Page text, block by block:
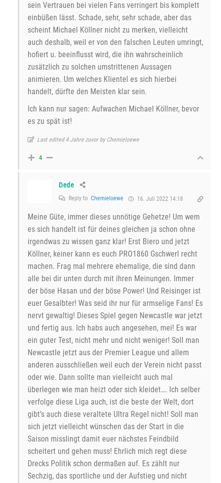
sein Vertrauen bei vielen Fans verringert bis komplett
einbüßen lässt. Schade, sehr, sehr schade, aber das
scheint Michael Köllner nicht zu merken, vielleicht
auch deshalb, weil er von den falschen Leuten umringt,
hofiert u. beeinflusst wird, die ihn wahrscheinlich
zusätzlich zu solchen umstrittenen Aussagen
animieren. Um welches Klientel es sich hierbei
handelt, dürfte den Meisten klar sein.
Ich kann nur sagen: Aufwachen Michael Köllner, bevor
es zu spät ist!
Last edited 4 Jahre zuvor by Chemieloewe
4
Dede
Reply to Chemieloewe 16. Juli 2022 14:18
Meine Güte, immer dieses unnötige Gehetze! Um wem
es sich handelt ist für deines gleichen ja schon ohne
irgendwas zu wissen ganz klar! Erst Biero und jetzt
Köllner, keiner kann es euch PRO1860 Gschwerl recht
machen. Frag mal mehrere ehemalige, die sind dann
alle bei dir unten durch mit ihren Meinungen. Immer
der böse Hasan und der böse Power! Und Reisinger ist
euer Gesalbter! Was seid ihr nur für armselige Fans! Es
nervt gewaltig! Dieses Spiel gegen Newcastle war jetzt
und fertig aus. Ich habs auch angesehen, mei! Es war
ein guter Test, nicht mehr und nicht weniger! Soll man
Newcastle jetzt aus der Premier League und allem
anderen ausschließen weil euch der Verein nicht passt
oder wie. Dann sollte man vielleicht auch mal
überlegen wie man heizt oder sich kleidet…. Ich selber
verfolge diese Liga auch, ist die beste der Welt, dort
gibt’s auch diese veraltete Ultra Regel nicht! Soll man
sich jetzt vielleicht wünschen das der Start in die
Saison misslingt damit euer nächstes Feindbild
scheitert und gehen muss! Ehrlich mich regt diese
Drecks Politik schon dermaßen auf. Es zählt nur
Sechzig, das sportliche und der Aufstieg und nicht